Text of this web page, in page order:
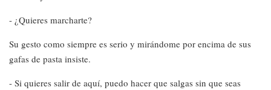
- ¿Quieres marcharte?
Su gesto como siempre es serio y mirándome por encima de sus
gafas de pasta insiste.
- Si quieres salir de aquí, puedo hacer que salgas sin que seas